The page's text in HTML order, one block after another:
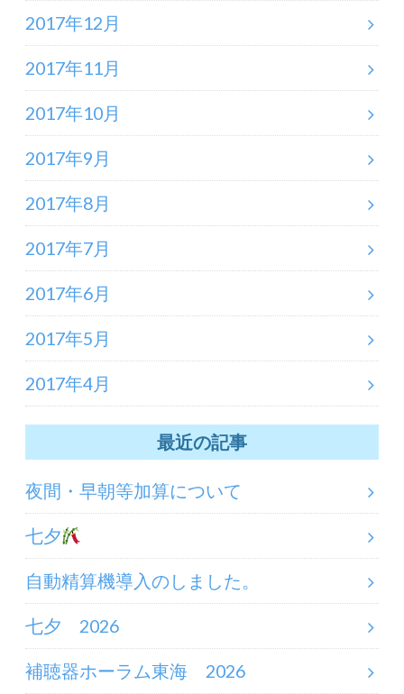
2017年12月
2017年11月
2017年10月
2017年9月
2017年8月
2017年7月
2017年6月
2017年5月
2017年4月
最近の記事
夜間・早朝等加算について
七夕
自動精算機導入のしました。
七夕 2026
補聴器ホーラム東海 2026